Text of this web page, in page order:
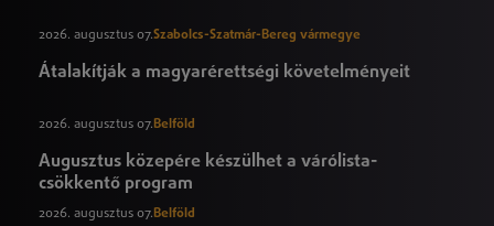
2026. augusztus 07.Szabolcs-Szatmár-Bereg vármegye
Átalakítják a magyarérettségi követelményeit
2026. augusztus 07.Belföld
Augusztus közepére készülhet a várólista-
csökkentő program
2026. augusztus 07.Belföld